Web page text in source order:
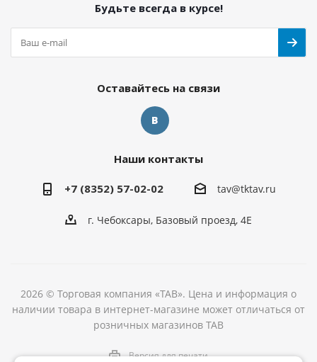
Будьте всегда в курсе!
Оставайтесь на связи
Наши контакты
+7 (8352) 57-02-02 tav@tktav.ru
г. Чебоксары, Базовый проезд, 4Е
2026 © Торговая компания «ТАВ». Цена и информация о
наличии товара в интернет-магазине может отличаться от
розничных магазинов ТАВ
Версия для печати